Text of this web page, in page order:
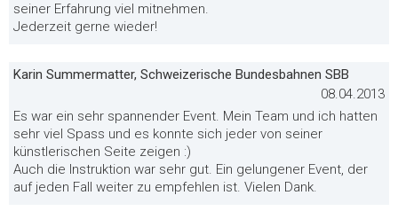
seiner Erfahrung viel mitnehmen.
Jederzeit gerne wieder!
Karin Summermatter, Schweizerische Bundesbahnen SBB
08.04.2013
Es war ein sehr spannender Event. Mein Team und ich hatten
sehr viel Spass und es konnte sich jeder von seiner
künstlerischen Seite zeigen :)
Auch die Instruktion war sehr gut. Ein gelungener Event, der
auf jeden Fall weiter zu empfehlen ist. Vielen Dank.